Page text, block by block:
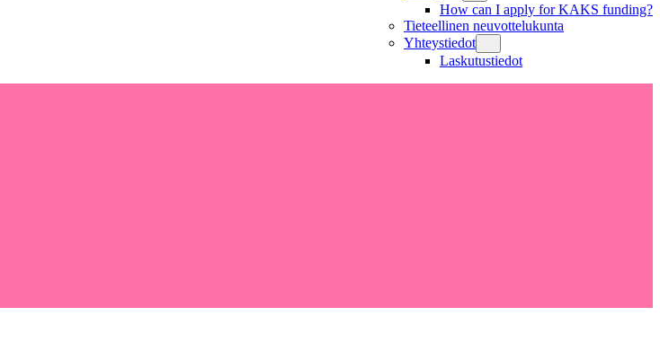
How can I apply for KAKS funding?
Tieteellinen neuvottelukunta
Yhteystiedot
Laskutustiedot